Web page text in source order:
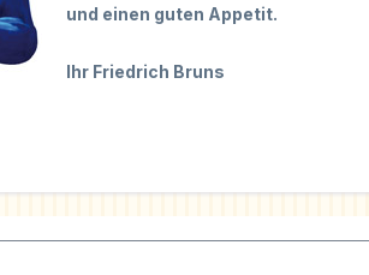
und einen guten Appetit.
Ihr Friedrich Bruns